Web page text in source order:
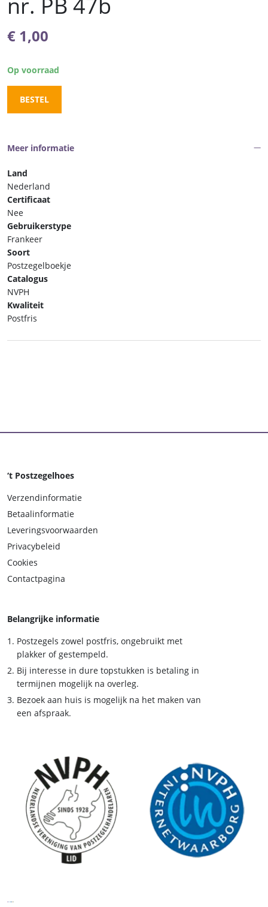
€ 1,00
Op voorraad
BESTEL
Meer informatie
Land
Nederland
Certificaat
Nee
Gebruikerstype
Frankeer
Soort
Postzegelboekje
Catalogus
NVPH
Kwaliteit
Postfris
‘t Postzegelhoes
Verzendinformatie
Betaalinformatie
Leveringsvoorwaarden
Privacybeleid
Cookies
Contactpagina
Belangrijke informatie
Postzegels zowel postfris, ongebruikt met
plakker of gestempeld.
Bij interesse in dure topstukken is betaling in
termijnen mogelijk na overleg.
Bezoek aan huis is mogelijk na het maken van
een afspraak.